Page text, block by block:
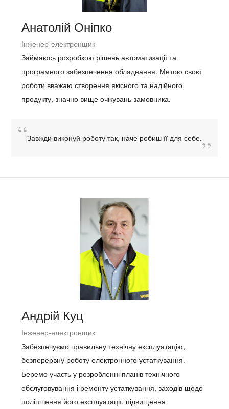
Анатолій Оніпко
Інженер-електронщик
Займаюсь розробкою рішень автоматизації та
програмного забезпечення обладнання. Метою своєї
роботи вважаю створення якісного та надійного
продукту, значно вище очікувань замовника.
Завжди виконуй роботу так, наче робиш її для себе.
Андрій Куц
Інженер-електронщик
Забезпечуємо правильну технічну експлуатацію,
безперервну роботу електронного устаткування.
Беремо участь у розробленні планів технічного
обслуговування і ремонту устаткування, заходів щодо
поліпшення його експлуатації, підвищення